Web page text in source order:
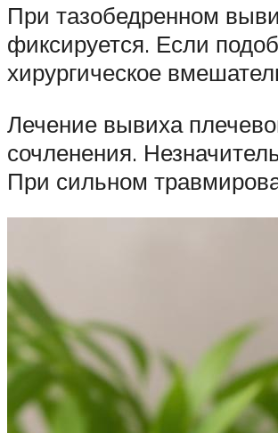
При тазобедренном
фиксируется. Если
хирургическое
Лечение вывиха
сочленения.
При сильном